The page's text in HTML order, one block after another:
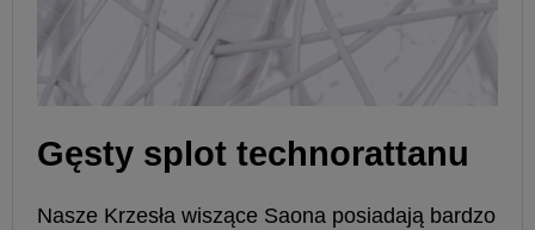
Gęsty splot technorattanu
Nasze Krzesła wiszące Saona posiadają bardzo